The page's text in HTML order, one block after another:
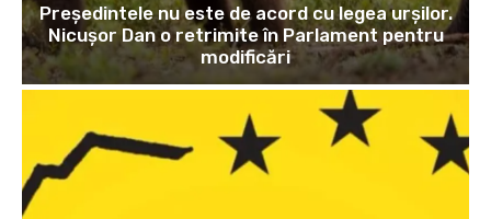
Președintele nu este de acord cu legea urșilor.
Nicușor Dan o retrimite în Parlament pentru
modificări